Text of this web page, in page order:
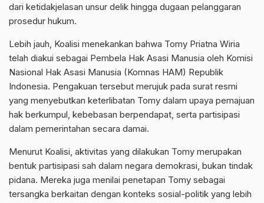
dari ketidakjelasan unsur delik hingga dugaan pelanggaran
prosedur hukum.
Lebih jauh, Koalisi menekankan bahwa Tomy Priatna Wiria
telah diakui sebagai Pembela Hak Asasi Manusia oleh Komisi
Nasional Hak Asasi Manusia (Komnas HAM) Republik
Indonesia. Pengakuan tersebut merujuk pada surat resmi
yang menyebutkan keterlibatan Tomy dalam upaya pemajuan
hak berkumpul, kebebasan berpendapat, serta partisipasi
dalam pemerintahan secara damai.
Menurut Koalisi, aktivitas yang dilakukan Tomy merupakan
bentuk partisipasi sah dalam negara demokrasi, bukan tindak
pidana. Mereka juga menilai penetapan Tomy sebagai
tersangka berkaitan dengan konteks sosial-politik yang lebih